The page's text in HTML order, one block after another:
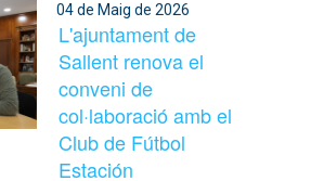
04 de Maig de 2026
L'ajuntament de
Sallent renova el
conveni de
col·laboració amb el
Club de Fútbol
Estación